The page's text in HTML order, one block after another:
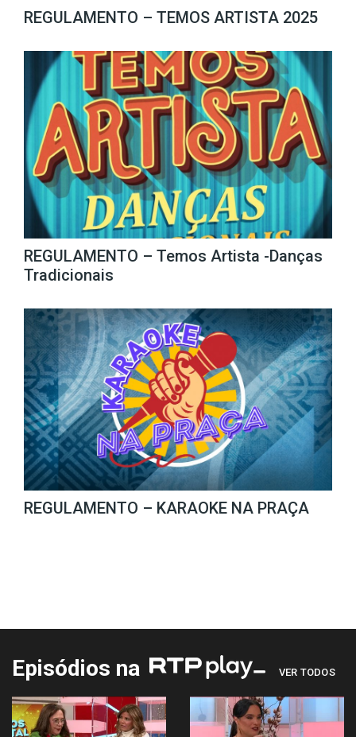
REGULAMENTO – TEMOS ARTISTA 2025
REGULAMENTO – Temos Artista -Danças
Tradicionais
REGULAMENTO – KARAOKE NA PRAÇA
Episódios na VER TODOS